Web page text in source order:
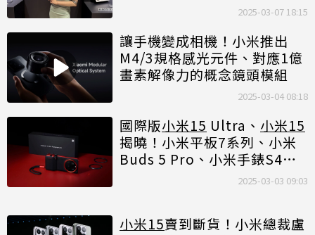
2025-03-07 18:15
讓手機變成相機！小米推出
M4/3規格感光元件、對應1億
畫素解像力的概念鏡頭模組
2025-03-04 08:18
國際版小米15 Ultra、 小米15
揭曉！小米平板7系列、小米
Buds 5 Pro、小米手錶S4同
2025-03-03 09:03
小米15賣到斷貨！小米總裁盧